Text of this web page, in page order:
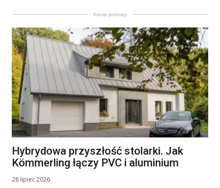
Koniec promocji
Hybrydowa przyszłość stolarki. Jak
Kömmerling łączy PVC i aluminium
28 lipiec 2026